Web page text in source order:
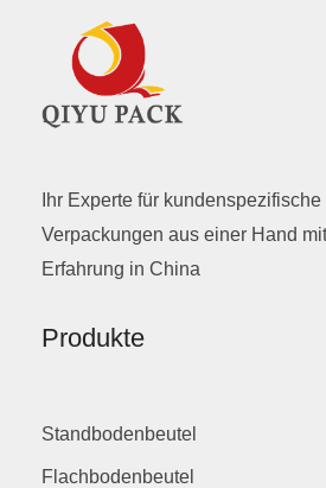
Ihr Experte für
Verpackungen aus einer Hand
Erfahrung in China
Produkte
Standbodenbeutel
Flachbodenbeutel